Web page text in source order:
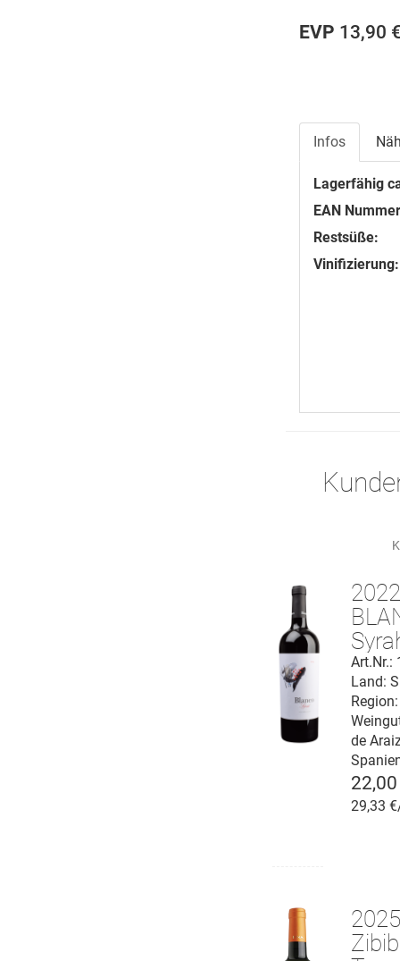
EVP 13,90 €
Infos
Lagerfähig
EAN
Restsüße:
Vinifizierung:
2022
D.O.
Art.Nr.:
Land:
de
29,33